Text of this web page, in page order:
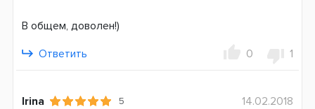
В общем, доволен!)
Ответить
0 1
Irina 5
14.02.2018